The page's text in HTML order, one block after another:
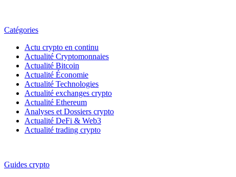
Catégories
Actu crypto en continu
Actualité Cryptomonnaies
Actualité Bitcoin
Actualité Économie
Actualité Technologies
Actualité exchanges crypto
Actualité Ethereum
Analyses et Dossiers crypto
Actualité DeFi & Web3
Actualité trading crypto
Guides crypto